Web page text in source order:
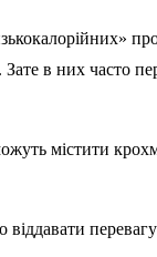
в них часто
містити
віддавати